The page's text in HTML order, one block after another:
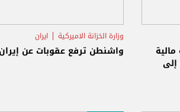
وزارة الخزانة الاميركية ايران
واشنطن ترفع عقوبات عن إيران